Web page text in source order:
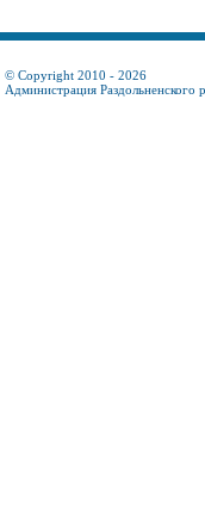
© Copyright 2010 - 2026
Администрация Раздольненского